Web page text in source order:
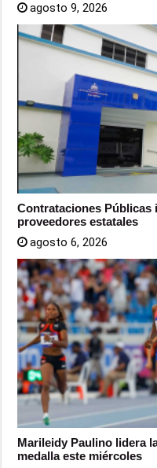
agosto 9, 2026
Contrataciones Públicas
proveedores estatales
agosto 6, 2026
Marileidy Paulino lidera
medalla este miércoles